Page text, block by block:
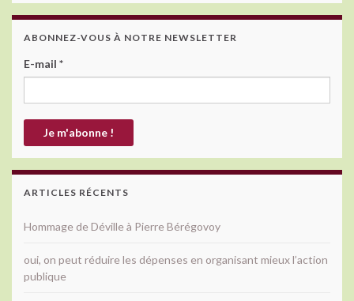
ABONNEZ-VOUS À NOTRE NEWSLETTER
E-mail *
ARTICLES RÉCENTS
Hommage de Déville à Pierre Bérégovoy
oui, on peut réduire les dépenses en organisant mieux l’action
publique